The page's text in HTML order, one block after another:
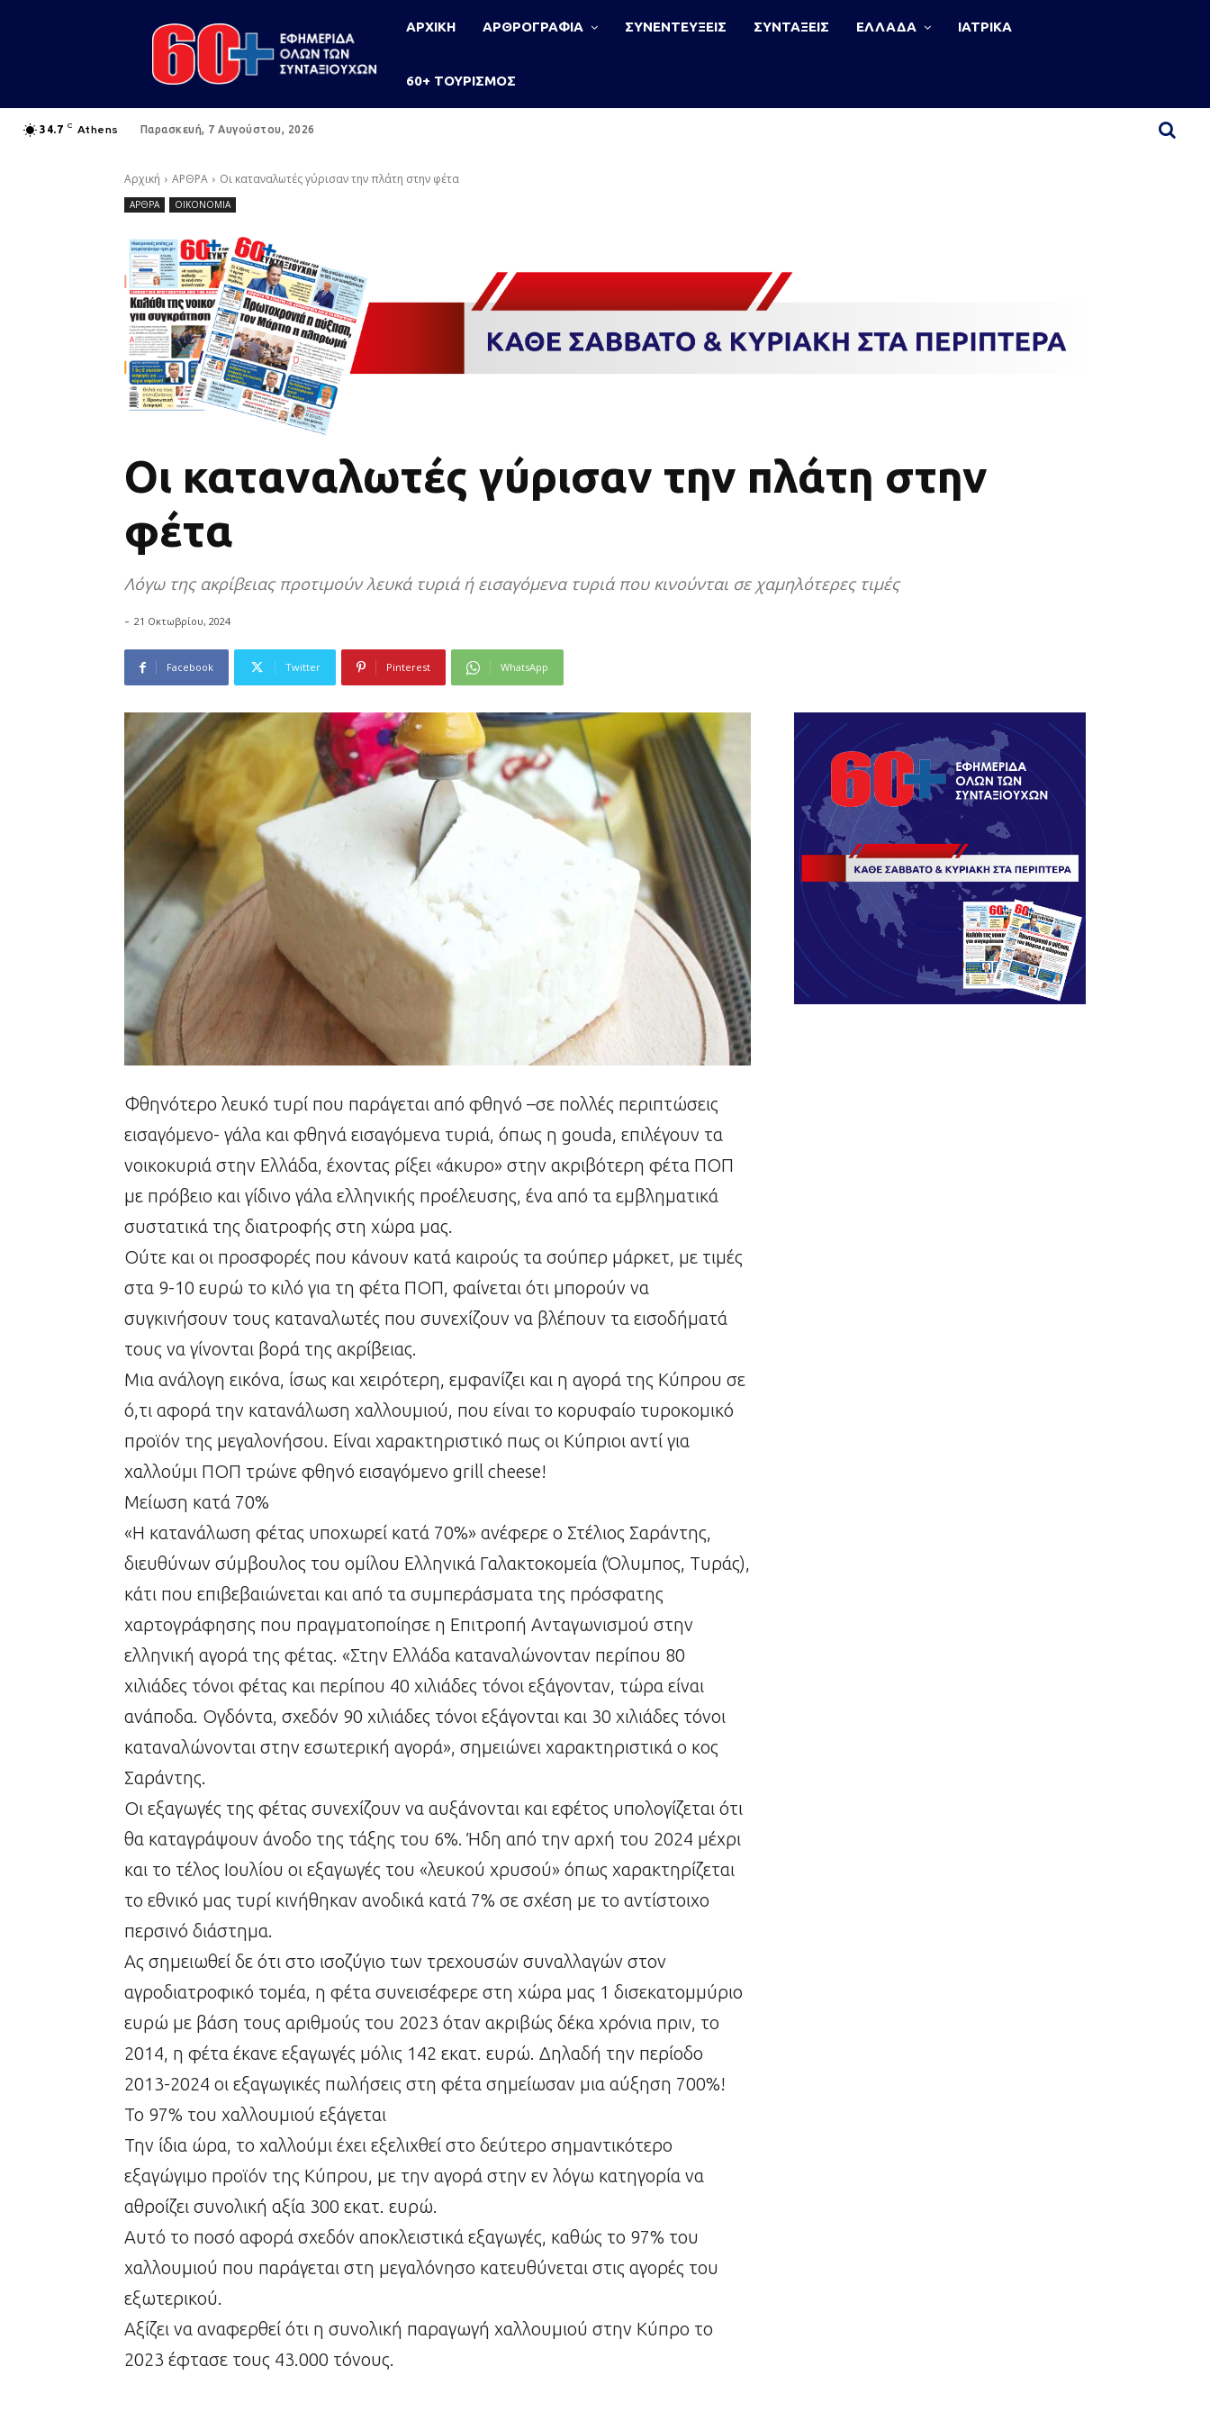
ΑΡΧΙΚΗ ΑΡΘΡΟΓΡΑΦΙΑ ΣΥΝΕΝΤΕΥΞΕΙΣ ΣΥΝΤΑΞΕΙΣ ΕΛΛΑΔΑ ΙΑΤΡΙΚΑ
60+ ΤΟΥΡΙΣΜΟΣ
34.7 C Athens Παρασκευή, 7 Αυγούστου, 2026
Αρχική ΑΡΘΡΑ Οι καταναλωτές γύρισαν την πλάτη στην φέτα
ΑΡΘΡΑ ΟΙΚΟΝΟΜΙΑ
Οι καταναλωτές γύρισαν την πλάτη στην
φέτα
Λόγω της ακρίβειας προτιμούν λευκά τυριά ή εισαγόμενα τυριά που κινούνται σε χαμηλότερες τιμές
- 21 Οκτωβρίου, 2024
Facebook Twitter Pinterest WhatsApp
Φθηνότερο λευκό τυρί που παράγεται από φθηνό –σε πολλές περιπτώσεις
εισαγόμενο- γάλα και φθηνά εισαγόμενα τυριά, όπως η gouda, επιλέγουν τα
νοικοκυριά στην Ελλάδα, έχοντας ρίξει «άκυρο» στην ακριβότερη φέτα ΠΟΠ
με πρόβειο και γίδινο γάλα ελληνικής προέλευσης, ένα από τα εμβληματικά
συστατικά της διατροφής στη χώρα μας.
Ούτε και οι προσφορές που κάνουν κατά καιρούς τα σούπερ μάρκετ, με τιμές
στα 9-10 ευρώ το κιλό για τη φέτα ΠΟΠ, φαίνεται ότι μπορούν να
συγκινήσουν τους καταναλωτές που συνεχίζουν να βλέπουν τα εισοδήματά
τους να γίνονται βορά της ακρίβειας.
Μια ανάλογη εικόνα, ίσως και χειρότερη, εμφανίζει και η αγορά της Κύπρου σε
ό,τι αφορά την κατανάλωση χαλλουμιού, που είναι το κορυφαίο τυροκομικό
προϊόν της μεγαλονήσου. Είναι χαρακτηριστικό πως οι Κύπριοι αντί για
χαλλούμι ΠΟΠ τρώνε φθηνό εισαγόμενο grill cheese!
Μείωση κατά 70%
«Η κατανάλωση φέτας υποχωρεί κατά 70%» ανέφερε ο Στέλιος Σαράντης,
διευθύνων σύμβουλος του ομίλου Ελληνικά Γαλακτοκομεία (Όλυμπος, Τυράς),
κάτι που επιβεβαιώνεται και από τα συμπεράσματα της πρόσφατης
χαρτογράφησης που πραγματοποίησε η Επιτροπή Ανταγωνισμού στην
ελληνική αγορά της φέτας. «Στην Ελλάδα καταναλώνονταν περίπου 80
χιλιάδες τόνοι φέτας και περίπου 40 χιλιάδες τόνοι εξάγονταν, τώρα είναι
ανάποδα. Ογδόντα, σχεδόν 90 χιλιάδες τόνοι εξάγονται και 30 χιλιάδες τόνοι
καταναλώνονται στην εσωτερική αγορά», σημειώνει χαρακτηριστικά ο κος
Σαράντης.
Οι εξαγωγές της φέτας συνεχίζουν να αυξάνονται και εφέτος υπολογίζεται ότι
θα καταγράψουν άνοδο της τάξης του 6%. Ήδη από την αρχή του 2024 μέχρι
και το τέλος Ιουλίου οι εξαγωγές του «λευκού χρυσού» όπως χαρακτηρίζεται
το εθνικό μας τυρί κινήθηκαν ανοδικά κατά 7% σε σχέση με το αντίστοιχο
περσινό διάστημα.
Ας σημειωθεί δε ότι στο ισοζύγιο των τρεχουσών συναλλαγών στον
αγροδιατροφικό τομέα, η φέτα συνεισέφερε στη χώρα μας 1 δισεκατομμύριο
ευρώ με βάση τους αριθμούς του 2023 όταν ακριβώς δέκα χρόνια πριν, το
2014, η φέτα έκανε εξαγωγές μόλις 142 εκατ. ευρώ. Δηλαδή την περίοδο
2013-2024 οι εξαγωγικές πωλήσεις στη φέτα σημείωσαν μια αύξηση 700%!
Το 97% του χαλλουμιού εξάγεται
Την ίδια ώρα, το χαλλούμι έχει εξελιχθεί στο δεύτερο σημαντικότερο
εξαγώγιμο προϊόν της Κύπρου, με την αγορά στην εν λόγω κατηγορία να
αθροίζει συνολική αξία 300 εκατ. ευρώ.
Αυτό το ποσό αφορά σχεδόν αποκλειστικά εξαγωγές, καθώς το 97% του
χαλλουμιού που παράγεται στη μεγαλόνησο κατευθύνεται στις αγορές του
εξωτερικού.
Αξίζει να αναφερθεί ότι η συνολική παραγωγή χαλλουμιού στην Κύπρο το
2023 έφτασε τους 43.000 τόνους.